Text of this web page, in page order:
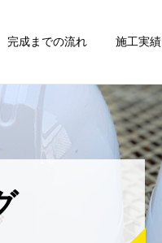
完成までの流れ 施工実績